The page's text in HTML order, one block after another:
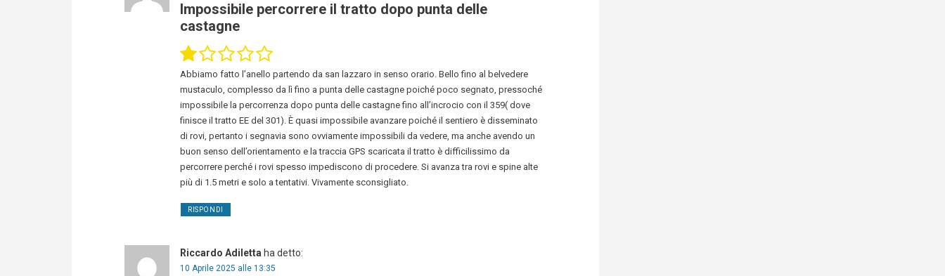
Impossibile percorrere il tratto dopo punta delle
castagne
Abbiamo fatto l’anello partendo da san lazzaro in senso orario. Bello fino al belvedere
mustaculo, complesso da lì fino a punta delle castagne poiché poco segnato, pressoché
impossibile la percorrenza dopo punta delle castagne fino all’incrocio con il 359( dove
finisce il tratto EE del 301). È quasi impossibile avanzare poiché il sentiero è disseminato
di rovi, pertanto i segnavia sono ovviamente impossibili da vedere, ma anche avendo un
buon senso dell’orientamento e la traccia GPS scaricata il tratto è difficilissimo da
percorrere perché i rovi spesso impediscono di procedere. Si avanza tra rovi e spine alte
più di 1.5 metri e solo a tentativi. Vivamente sconsigliato.
RISPONDI
Riccardo Adiletta ha detto:
10 Aprile 2025 alle 13:35